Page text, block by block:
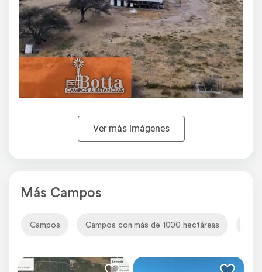
Ver más imágenes
Más Campos
Campos Campos con más de 1000 hectáreas